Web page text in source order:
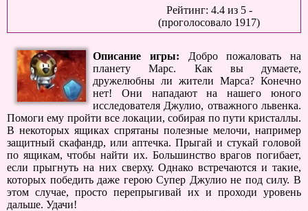
Рейтинг: 4.4из 5-
(проголосовало 1917)
Описание игры:
Добро пожаловать на
планету Марс. Как вы думаете,
дружелюбны ли жители Марса? Конечно
нет! Они нападают на нашего юного
исследователя Джулио, отважного львенка.
Помоги ему пройти все локации, собирая по пути кристаллы.
В некоторых ящиках спрятаны полезные мелочи, например
защитный скафандр, или аптечка. Прыгай и стукай головой
по ящикам, чтобы найти их. Большинство врагов погибает,
если прыгнуть на них сверху. Однако встречаются и такие,
которых победить даже герою Супер Джулио не под силу. В
этом случае, просто перепрыгивай их и проходи уровень
дальше. Удачи!